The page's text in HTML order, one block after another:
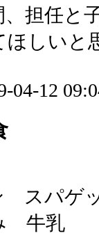
担任と
ほしいと
04-12
スパゲ
牛乳